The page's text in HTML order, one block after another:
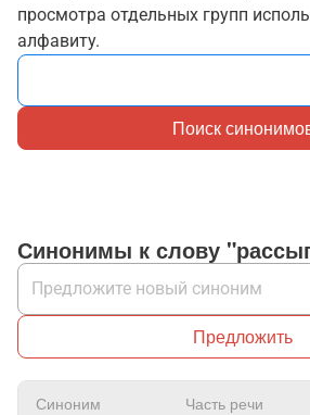
просмотра отдельных групп
алфавиту.
Поиск
Синонимы к слову
Предложить
Синоним Часть речи